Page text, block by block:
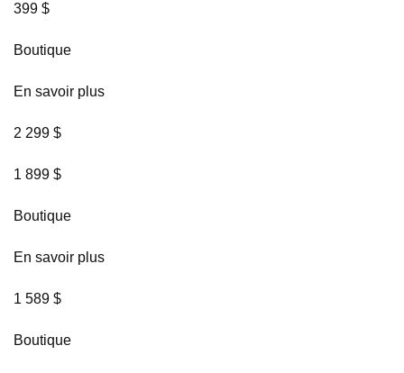
399 $
Boutique
En savoir plus
2 299 $
1 899 $
Boutique
En savoir plus
1 589 $
Boutique